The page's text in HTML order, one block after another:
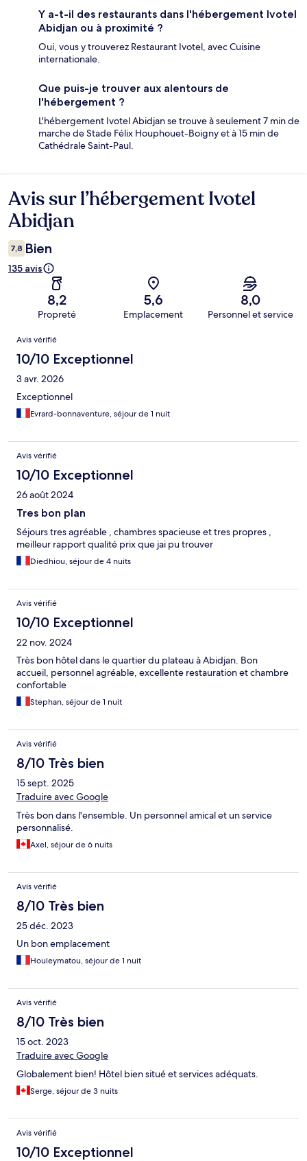
Y a-t-il des restaurants dans l'hébergement Ivotel
Abidjan ou à proximité ?
Oui, vous y trouverez Restaurant Ivotel, avec Cuisine
internationale.
Que puis-je trouver aux alentours de
l'hébergement ?
L'hébergement Ivotel Abidjan se trouve à seulement 7 min de
marche de Stade Félix Houphouet-Boigny et à 15 min de
Cathédrale Saint-Paul.
Avis
Avis sur l’hébergement Ivotel
Abidjan
7,8 Bien
135 avis
8,2
Propreté
5,6
Emplacement
8,0
Personnel et service
Avis
Avis vérifié
10/10 Exceptionnel
3 avr. 2026
Exceptionnel
Evrard-bonnaventure, séjour de 1 nuit
Avis vérifié
10/10 Exceptionnel
26 août 2024
Tres bon plan
Séjours tres agréable , chambres spacieuse et tres propres ,
meilleur rapport qualité prix que jai pu trouver
Diedhiou, séjour de 4 nuits
Avis vérifié
10/10 Exceptionnel
22 nov. 2024
Très bon hôtel dans le quartier du plateau à Abidjan. Bon
accueil, personnel agréable, excellente restauration et chambre
confortable
Stephan, séjour de 1 nuit
Avis vérifié
8/10 Très bien
15 sept. 2025
Traduire avec Google
Très bon dans l'ensemble. Un personnel amical et un service
personnalisé.
Axel, séjour de 6 nuits
Avis vérifié
8/10 Très bien
25 déc. 2023
Un bon emplacement
Houleymatou, séjour de 1 nuit
Avis vérifié
8/10 Très bien
15 oct. 2023
Traduire avec Google
Globalement bien! Hôtel bien situé et services adéquats.
Serge, séjour de 3 nuits
Avis vérifié
10/10 Exceptionnel